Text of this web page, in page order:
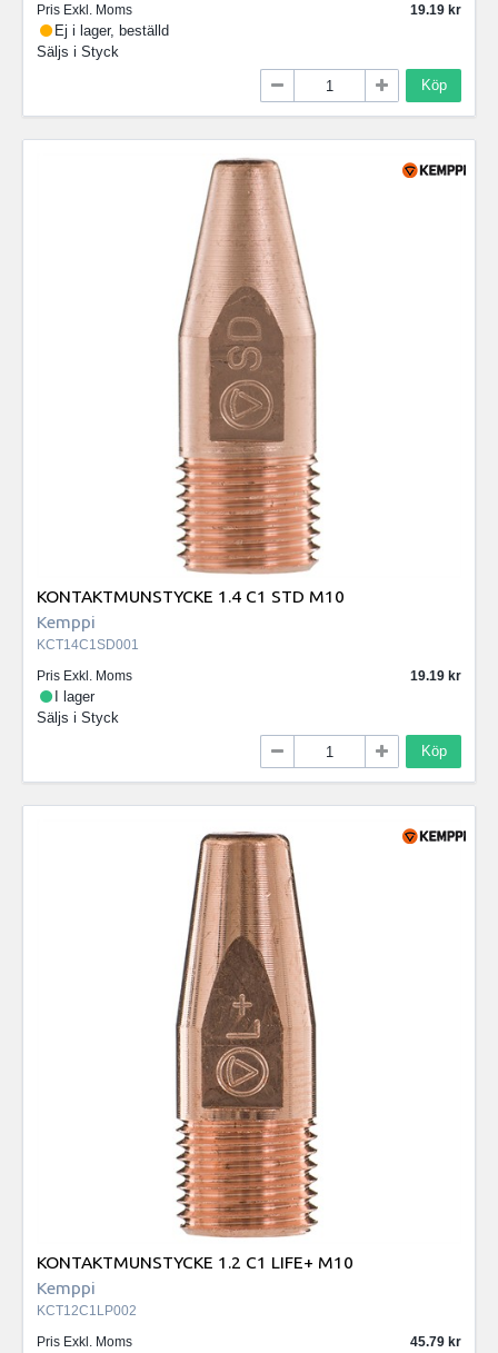
Pris Exkl. Moms
19.19
Ej i lager, beställd
Säljs i Styck
Köp
KONTAKTMUNSTYCKE 1.4 C1 STD M10
Kemppi
KCT14C1SD001
Pris Exkl. Moms
19.19
I lager
Säljs i Styck
Köp
KONTAKTMUNSTYCKE 1.2 C1 LIFE+ M10
Kemppi
KCT12C1LP002
Pris Exkl. Moms
45.79